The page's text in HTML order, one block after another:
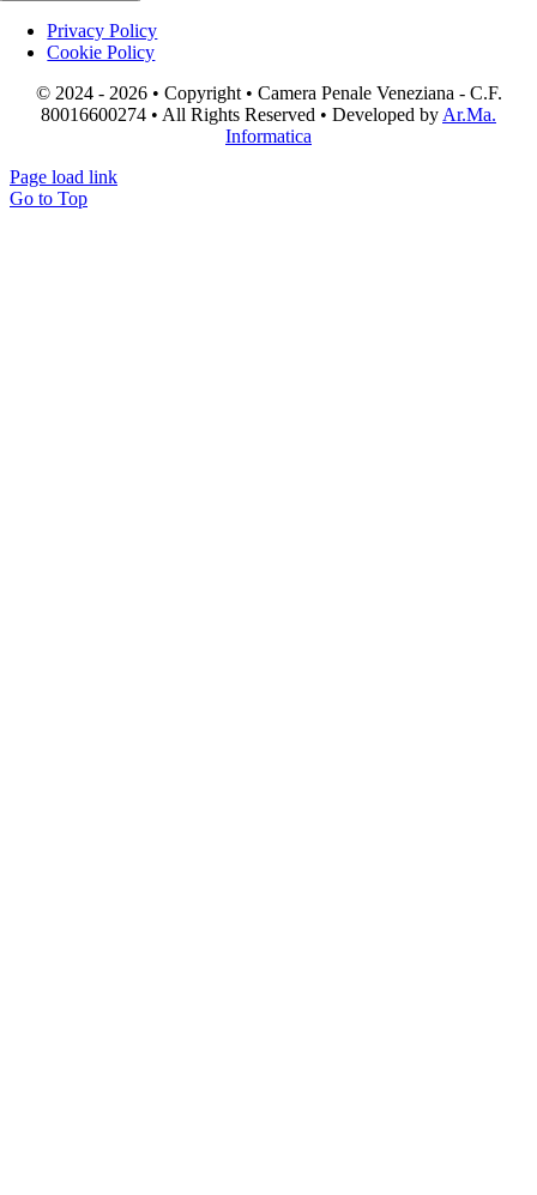
Privacy Policy
Cookie Policy
© 2024 - 2026 • Copyright • Camera Penale Veneziana - C.F.
80016600274 • All Rights Reserved • Developed by Ar.Ma.
Informatica
Page load link
Go to Top